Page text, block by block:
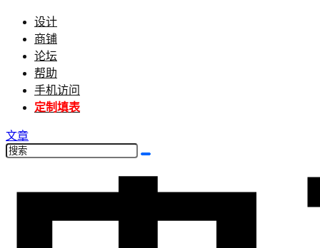
设计
商铺
论坛
帮助
手机访问
定制填表
文章